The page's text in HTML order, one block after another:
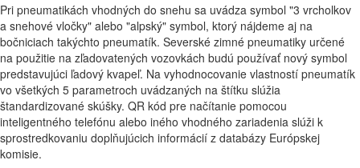
Pri pneumatikách vhodných do snehu sa uvádza symbol "3 vrcholkov
a snehové vločky" alebo "alpský" symbol, ktorý nájdeme aj na
bočniciach takýchto pneumatík. Severské zimné pneumatiky určené
na použitie na zľadovatených vozovkách budú používať nový symbol
predstavujúci ľadový kvapeľ. Na vyhodnocovanie vlastností pneumatík
vo všetkých 5 parametroch uvádzaných na štítku slúžia
štandardizované skúšky. QR kód pre načítanie pomocou
inteligentného telefónu alebo iného vhodného zariadenia slúži k
sprostredkovaniu doplňujúcich informácií z databázy Európskej
komisie.